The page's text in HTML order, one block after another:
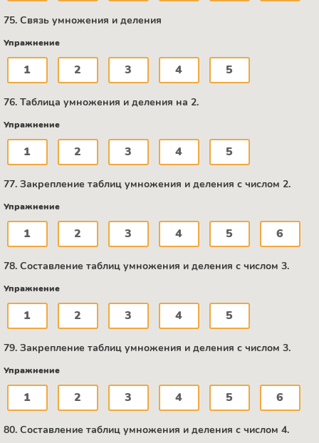
75. Связь умножения и деления
Упражнение
1 2 3 4 5
76. Таблица умножения и деления на 2.
Упражнение
1 2 3 4 5
77. Закрепление таблиц умножения и деления с числом 2.
Упражнение
1 2 3 4 5 6
78. Составление таблиц умножения и деления с числом 3.
Упражнение
1 2 3 4 5
79. Закрепление таблиц умножения и деления с числом 3.
Упражнение
1 2 3 4 5 6
80. Составление таблиц умножения и деления с числом 4.